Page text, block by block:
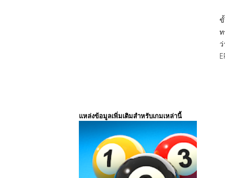
แหล่งข้อมูลเพิ่มเติมสำหรับเกมเหล่านี้